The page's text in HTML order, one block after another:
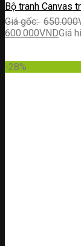
Bộ tranh Canvas
650.000
600.000VNDGiá
-28%